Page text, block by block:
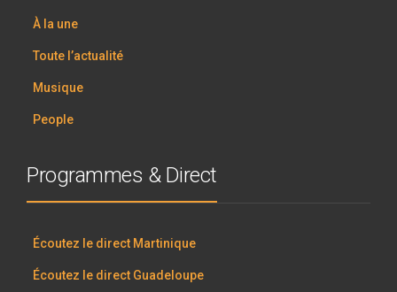
À la une
Toute l’actualité
Musique
People
Programmes & Direct
Écoutez le direct Martinique
Écoutez le direct Guadeloupe